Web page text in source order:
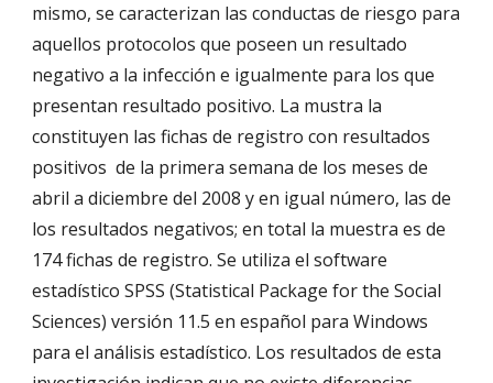
mismo, se caracterizan las conductas de riesgo para
aquellos protocolos que poseen un resultado
negativo a la infección e igualmente para los que
presentan resultado positivo. La mustra la
constituyen las fichas de registro con resultados
positivos de la primera semana de los meses de
abril a diciembre del 2008 y en igual número, las de
los resultados negativos; en total la muestra es de
174 fichas de registro. Se utiliza el software
estadístico SPSS (Statistical Package for the Social
Sciences) versión 11.5 en español para Windows
para el análisis estadístico. Los resultados de esta